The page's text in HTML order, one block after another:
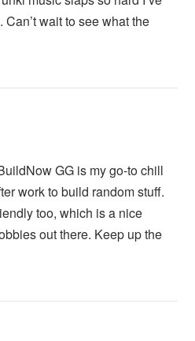
wait to see what the
GG is my go-to chill
work to build random stuff.
too, which is a nice
out there. Keep up the